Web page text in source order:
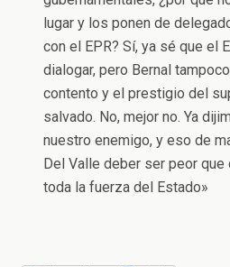
lugar y los ponen de
con el EPR? Sí, ya sé que el
dialogar, pero Bernal
contento y el prestigio del
salvado. No, mejor no. Ya
nuestro enemigo, y eso de
Del Valle deber ser peor
toda la fuerza del Estado»